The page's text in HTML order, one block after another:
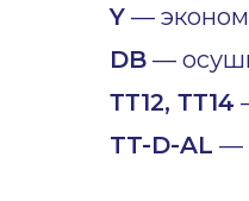
Y —
DB —
ТТ12, ТТ14
TT-D-AL —